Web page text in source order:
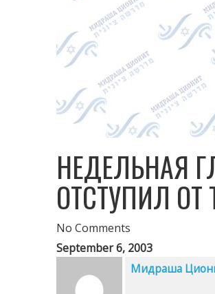
НЕДЕЛЬНАЯ
ОТСТУПИЛ
No Comments
September 6, 2003
Мидраша